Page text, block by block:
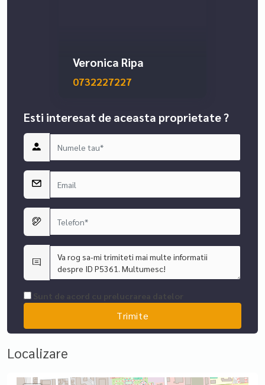
Veronica Ripa
0732227227
Esti interesat de aceasta proprietate ?
Localizare